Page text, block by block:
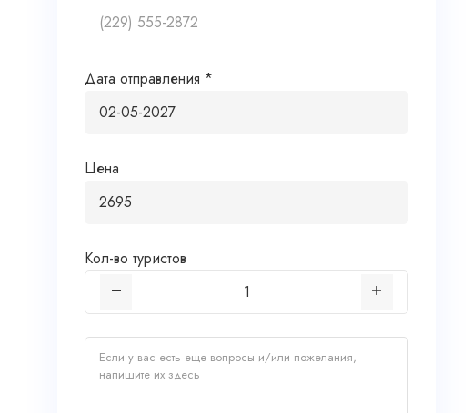
Дата отправления *
Цена
Кол-во туристов